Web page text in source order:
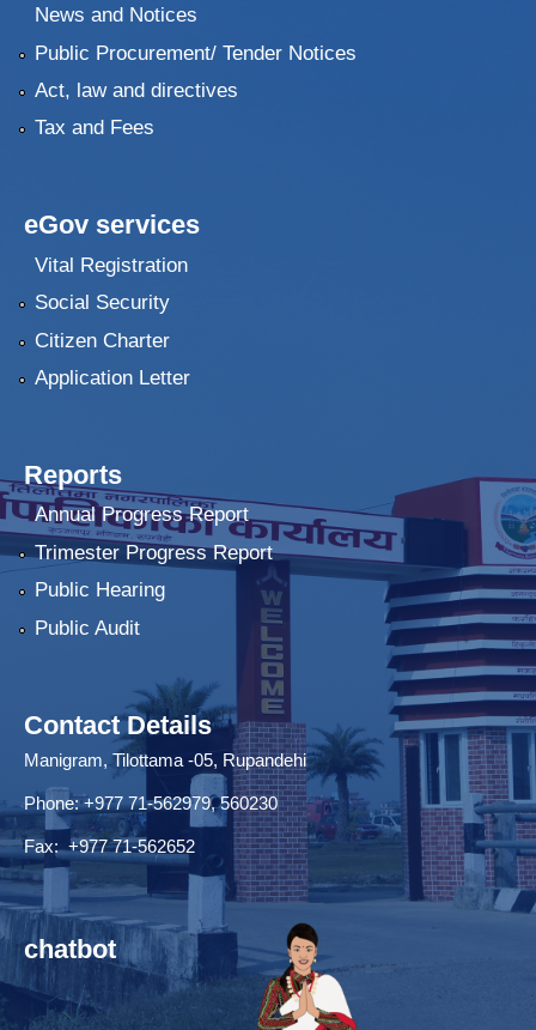
News and Notices
Public Procurement/ Tender Notices
Act, law and directives
Tax and Fees
eGov services
Vital Registration
Social Security
Citizen Charter
Application Letter
Reports
Annual Progress Report
Trimester Progress Report
Public Hearing
Public Audit
Contact Details
Manigram, Tilottama -05, Rupandehi
Phone: +977 71-562979, 560230
Fax: +977 71-562652
chatbot